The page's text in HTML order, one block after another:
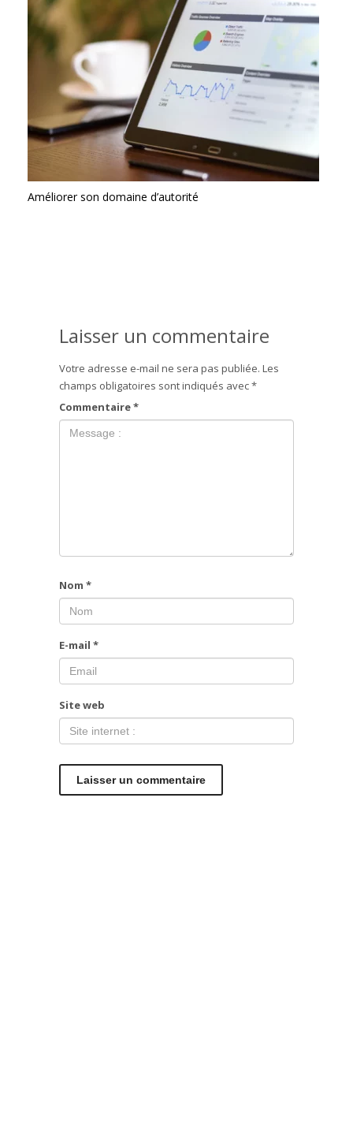
Améliorer son domaine d’autorité
Laisser un commentaire
Votre adresse e-mail ne sera pas publiée. Les
champs obligatoires sont indiqués avec*
Commentaire*
Nom *
E-mail *
Site web